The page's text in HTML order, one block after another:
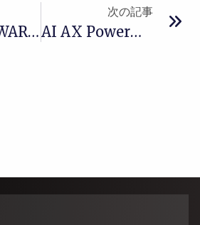
GITS S1 AWARD & RECOGNITION 2026｜未来へ、ともに前へ
次の記事
AI AX Power：企業AIをビジネス成果へと拡張する新たなアプローチ